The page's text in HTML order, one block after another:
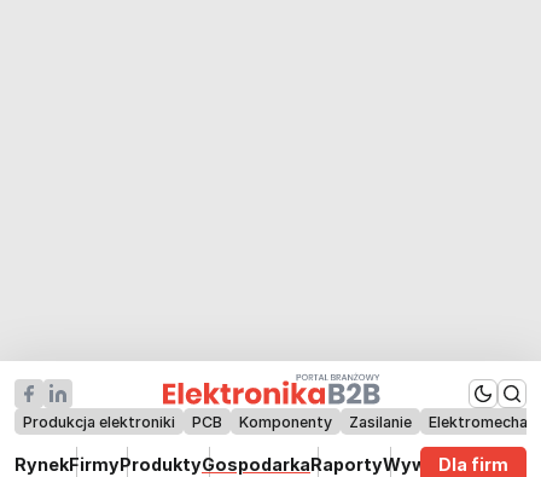
Produkcja elektroniki PCB Komponenty Zasilanie
RynekFirmyProduktyGospodarkaRaportyWywiadyDla firm